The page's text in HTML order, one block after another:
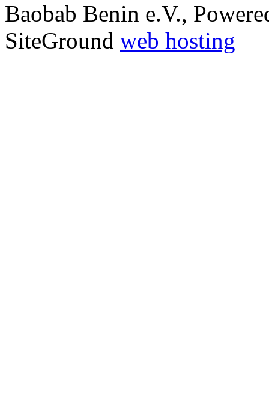
Baobab Benin e.V.,
SiteGround web hosting